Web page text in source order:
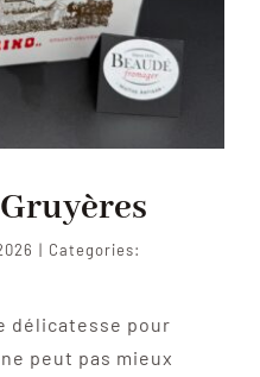
| Categories:
délicatesse pour
peut pas mieux